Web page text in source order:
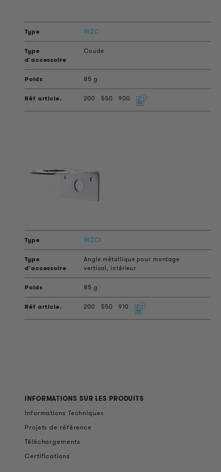
WZC
Coude
85 g
200 550 900
WZCI
Angle métallique pour montage
vertical, intérieur
85 g
200 550 910
INFORMATIONS SUR LES PRODUITS
Informations Techniques
Projets de référence
Téléchargements
Certifications